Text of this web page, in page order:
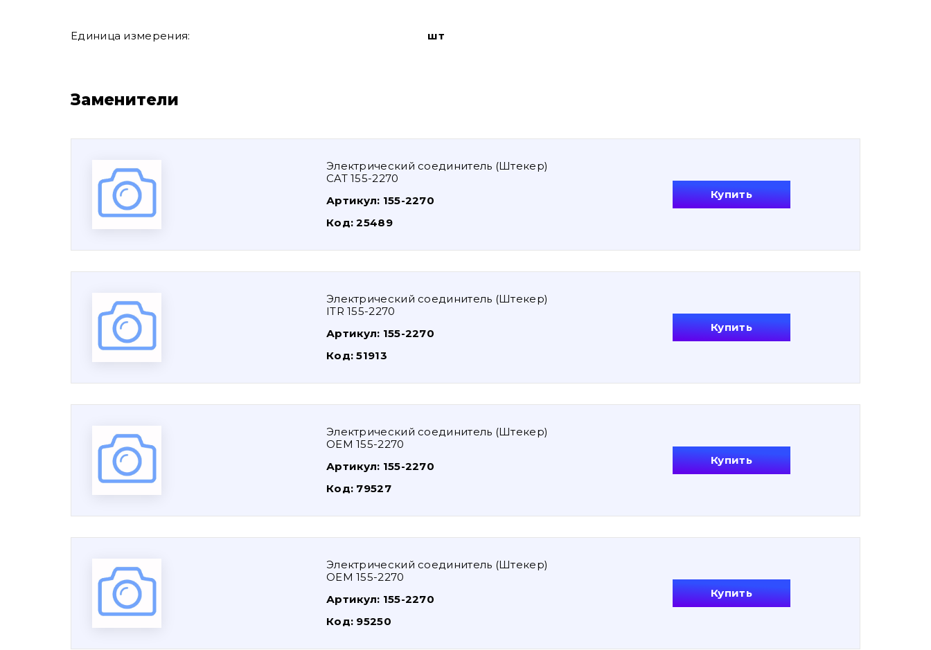
Единица измерения: шт
Заменители
Электрический соединитель (Штекер)
CAT 155-2270
Артикул: 155-2270
Код:25489
Купить
Электрический соединитель (Штекер)
ITR 155-2270
Артикул: 155-2270
Код:51913
Купить
Электрический соединитель (Штекер)
OEM 155-2270
Артикул: 155-2270
Код: 79527
Купить
Электрический соединитель (Штекер)
OEM 155-2270
Артикул: 155-2270
Код: 95250
Купить